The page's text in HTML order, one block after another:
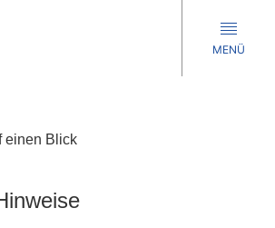
MENÜ
einen Blick